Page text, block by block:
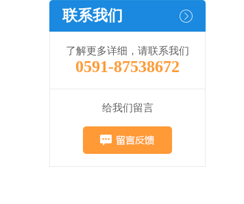
联系我们
了解更多详细，请联系我们
0591-87538672
给我们留言